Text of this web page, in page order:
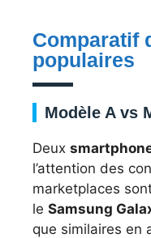
Comparatif
populaires
Modèle A vs
Deux
l’attention des
marketplaces
le Samsung
que similaires en